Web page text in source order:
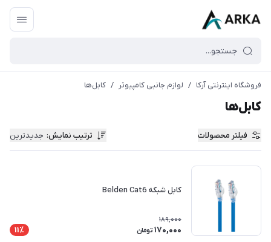
فروشگاه اینترنتی آرکا / لوازم جانبی کامپیوتر / کابل‌ها
کابل‌ها
فیلتر محصولات ترتیب نمایش: جدیدترین
کابل شبکه Belden Cat6
189,000
170,000 تومان 11٪